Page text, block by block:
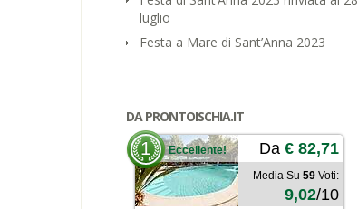
luglio
Festa a Mare di Sant’Anna 2023
DA PRONTOISCHIA.IT
Eccellente!
1 Da € 82,71
Media Su 59 Voti:
9,02/10